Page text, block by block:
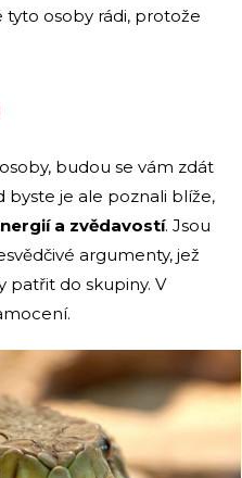
tyto osoby rádi, protože
budou se vám zdát
byste je ale poznali blíže,
a zvědavostí. Jsou
argumenty, jež
patřit do skupiny. V